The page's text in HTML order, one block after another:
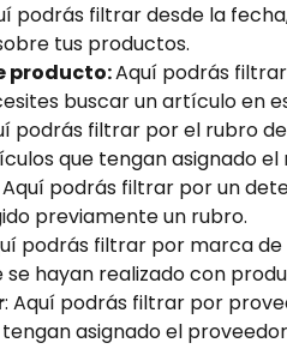
podrás filtrar desde la
tus productos.
producto: Aquí podrás
buscar un artículo en
podrás filtrar por el rubro
que tengan asignado el
Aquí podrás filtrar por un
previamente un rubro.
podrás filtrar por marca
se hayan realizado con
: Aquí podrás filtrar por
asignado el